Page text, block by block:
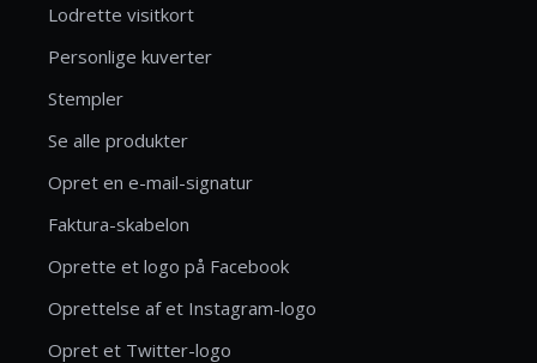
Lodrette visitkort
Personlige kuverter
Stempler
Se alle produkter
Opret en e-mail-signatur
Faktura-skabelon
Oprette et logo på Facebook
Oprettelse af et Instagram-logo
Opret et Twitter-logo